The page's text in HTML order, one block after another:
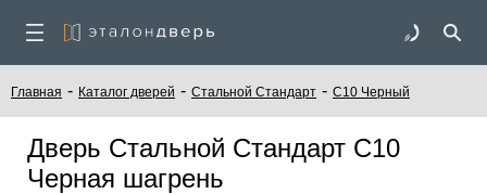
Главная - Каталог дверей - Стальной Стандарт - С10 Черный
Дверь Стальной Стандарт С10
Черная шагрень